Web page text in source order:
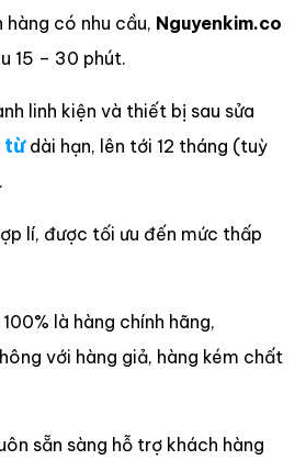
có nhu cầu, Nguyenkim.co
15 – 30 phút.
linh kiện và thiết bị sau sửa
từ dài hạn, lên tới 12 tháng (tuỳ
lí, được tối ưu đến mức thấp
là hàng chính hãng,
với hàng giả, hàng kém chất
sẵn sàng hỗ trợ khách hàng